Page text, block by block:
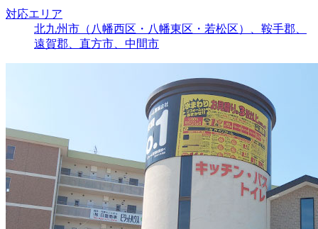
対応エリア
北九州市（八幡西区・八幡東区・若松区）、鞍手郡、
遠賀郡、直方市、中間市